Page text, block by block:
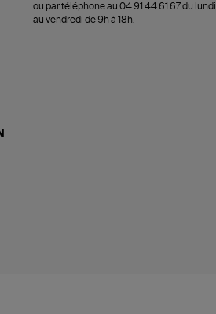
ou par téléphone au 04 91 44 61 67 du lundi
au vendredi de 9h à 18h.